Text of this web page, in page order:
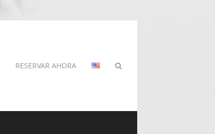
RESERVAR AHORA